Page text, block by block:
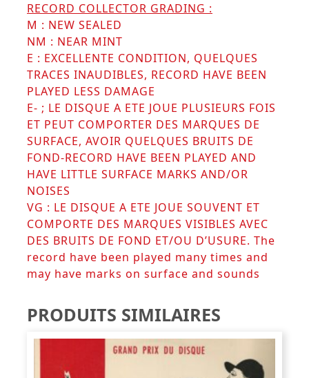
RECORD COLLECTOR GRADING :
M : NEW SEALED
NM : NEAR MINT
E : EXCELLENTE CONDITION, QUELQUES
TRACES INAUDIBLES, RECORD HAVE BEEN
PLAYED LESS DAMAGE
E- ; LE DISQUE A ETE JOUE PLUSIEURS FOIS
ET PEUT COMPORTER DES MARQUES DE
SURFACE, AVOIR QUELQUES BRUITS DE
FOND-RECORD HAVE BEEN PLAYED AND
HAVE LITTLE SURFACE MARKS AND/OR
NOISES
VG : LE DISQUE A ETE JOUE SOUVENT ET
COMPORTE DES MARQUES VISIBLES AVEC
DES BRUITS DE FOND ET/OU D’USURE. The
record have been played many times and
may have marks on surface and sounds
PRODUITS SIMILAIRES